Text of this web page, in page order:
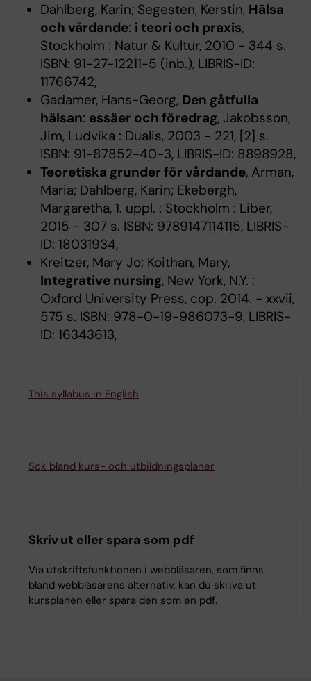
Dahlberg, Karin; Segesten, Kerstin, Hälsa
och vårdande: i teori och praxis,
Stockholm : Natur & Kultur, 2010 - 344 s.
ISBN: 91-27-12211-5 (inb.), LIBRIS-ID:
11766742,
Gadamer, Hans-Georg, Den gåtfulla
hälsan: essäer och föredrag, Jakobsson,
Jim, Ludvika : Dualis, 2003 - 221, [2] s.
ISBN: 91-87852-40-3, LIBRIS-ID: 8898928,
Teoretiska grunder för vårdande, Arman,
Maria; Dahlberg, Karin; Ekebergh,
Margaretha, 1. uppl. : Stockholm : Liber,
2015 - 307 s. ISBN: 9789147114115, LIBRIS-
ID: 18031934,
Kreitzer, Mary Jo; Koithan, Mary,
Integrative nursing, New York, N.Y. :
Oxford University Press, cop. 2014. - xxvii,
575 s. ISBN: 978-0-19-986073-9, LIBRIS-
ID: 16343613,
This syllabus in English
Sök bland kurs- och utbildningsplaner
Skriv ut eller spara som pdf
Via utskriftsfunktionen i webbläsaren, som finns
bland webbläsarens alternativ, kan du skriva ut
kursplanen eller spara den som en pdf.